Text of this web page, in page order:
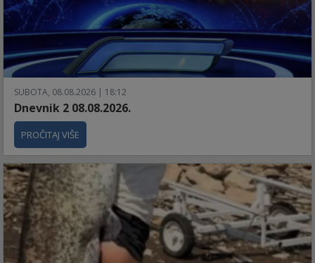
SUBOTA, 08.08.2026 | 18:12
Dnevnik 2 08.08.2026.
PROČITAJ VIŠE